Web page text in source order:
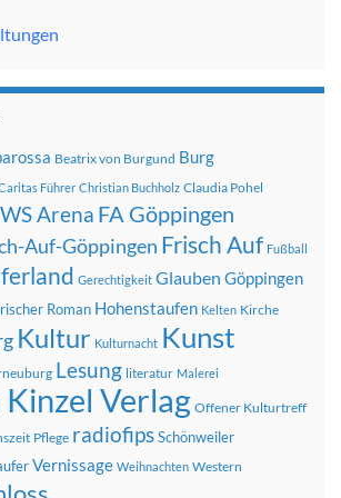
Beatrix von Burgund Burg
Führer Christian Buchholz Claudia Pohel
Arena FA Göppingen
Auf-Göppingen Frisch Auf Fußball
Gerechtigkeit Glauben Göppingen
Roman Hohenstaufen Kelten Kirche
Kultur Kulturnacht Kunst
Lesung literatur Malerei
Verlag Offener Kulturtreff
Pflege radiofipsSchönweiler
Vernissage Weihnachten Western